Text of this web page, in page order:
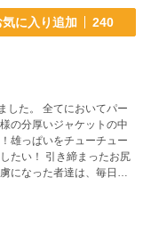
気に入り追加 240
した。 全てにおいてパー
雄っぱいをチューチュー
たい！ 引き締まったお尻